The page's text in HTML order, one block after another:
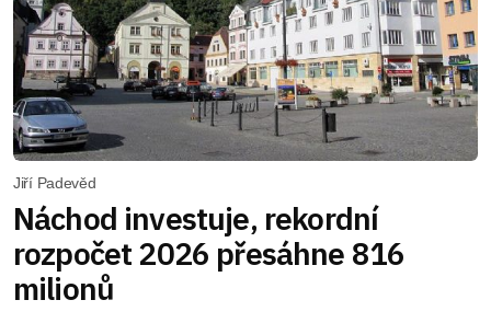
Jiří Padevěd
Náchod investuje, rekordní
rozpočet 2026 přesáhne 816
milionů